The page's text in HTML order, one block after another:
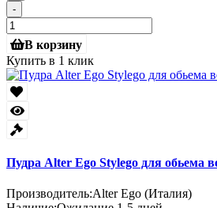
-
В корзину
Купить в 1 клик
Пудра Alter Ego Stylego для обьема
Производитель:Alter Ego (Италия)